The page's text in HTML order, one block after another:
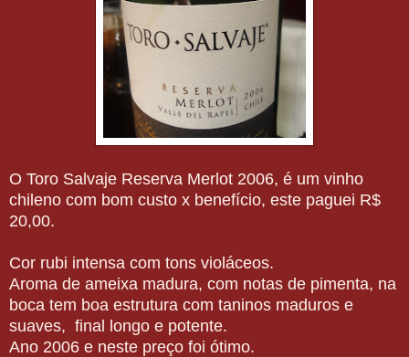
O Toro Salvaje Reserva Merlot 2006, é um vinho
chileno com bom custo x benefício, este paguei R$
20,00.
Cor rubi intensa com tons violáceos.
Aroma de ameixa madura, com notas de pimenta, na
boca tem boa estrutura com taninos maduros e
suaves, final longo e potente.
Ano 2006 e neste preço foi ótimo.